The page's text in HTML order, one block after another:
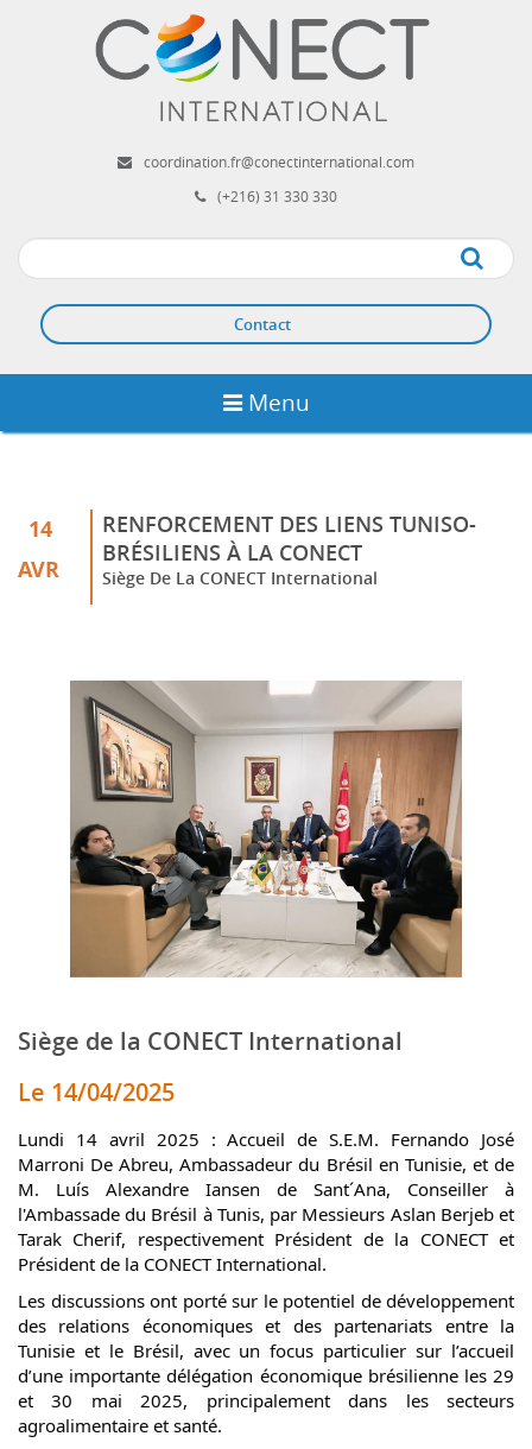
coordination.fr@conectinternational.com
(+216) 31 330 330
Apply
Contact
Menu
14
AVR
RENFORCEMENT DES LIENS TUNISO-
BRÉSILIENS À LA CONECT
Siège De La CONECT International
Siège de la CONECT International
Le 14/04/2025
Lundi 14 avril 2025 : Accueil de S.E.M. Fernando José
Marroni De Abreu, Ambassadeur du Brésil en Tunisie, et de
M. Luís Alexandre Iansen de Sant´Ana, Conseiller à
l'Ambassade du Brésil à Tunis, par Messieurs Aslan Berjeb et
Tarak Cherif, respectivement Président de la CONECT et
Président de la CONECT International.
Les discussions ont porté sur le potentiel de développement
des relations économiques et des partenariats entre la
Tunisie et le Brésil, avec un focus particulier sur l’accueil
d’une importante délégation économique brésilienne les 29
et 30 mai 2025, principalement dans les secteurs
agroalimentaire et santé.